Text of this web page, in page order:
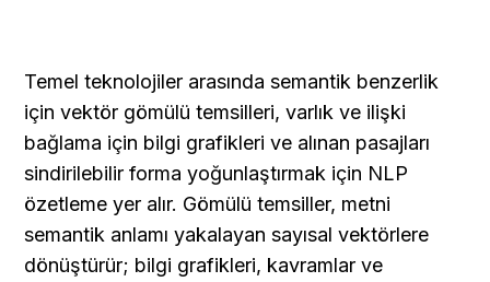
Temel teknolojiler arasında semantik benzerlik
için vektör gömülü temsilleri, varlık ve ilişki
bağlama için bilgi grafikleri ve alınan pasajları
sindirilebilir forma yoğunlaştırmak için NLP
özetleme yer alır. Gömülü temsiller, metni
semantik anlamı yakalayan sayısal vektörlere
dönüştürür; bilgi grafikleri, kavramlar ve